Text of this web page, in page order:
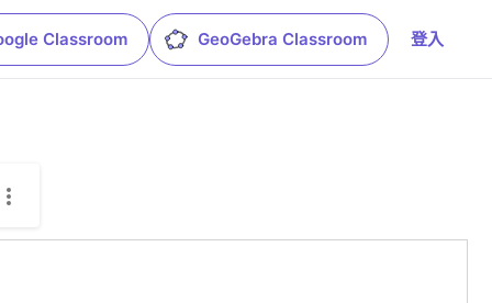
Classroom GeoGebra Classroom 登入